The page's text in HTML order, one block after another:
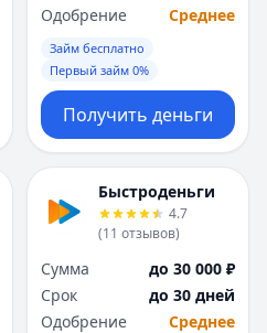
Одобрение
Среднее
Займ бесплатно
Первый займ 0%
Получить деньги
Быстроденьги
4.7
(11 отзывов)
Сумма
до 30 000 ₽
Срок
до 30 дней
Одобрение
Среднее